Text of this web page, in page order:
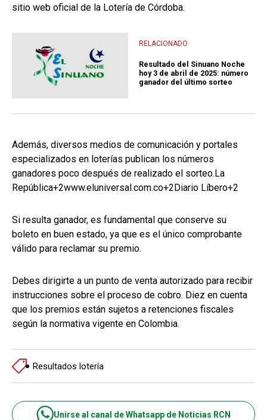
sitio web oficial de la Lotería de Córdoba.
RELACIONADO
Resultado del Sinuano Noche
hoy 3 de abril de 2025: número
ganador del último sorteo
Además, diversos medios de comunicación y portales
especializados en loterías publican los números
ganadores poco después de realizado el sorteo.​La
República+2www.eluniversal.com.co+2Diario Líbero+2
Si resulta ganador, es fundamental que conserve su
boleto en buen estado, ya que es el único comprobante
válido para reclamar su premio.
Debes dirigirte a un punto de venta autorizado para recibir
instrucciones sobre el proceso de cobro. Diez en cuenta
que los premios están sujetos a retenciones fiscales
según la normativa vigente en Colombia.
Resultados lotería
Unirse al canal de Whatsapp de Noticias RCN